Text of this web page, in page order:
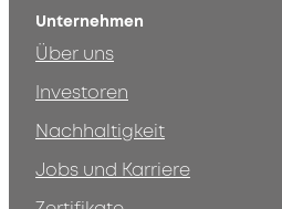
Unternehmen
Über uns
Investoren
Nachhaltigkeit
Jobs und Karriere